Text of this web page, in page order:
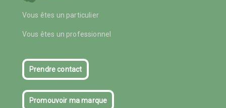
Vous êtes un particulier
Vous êtes un professionnel
Prendre contact
Promouvoir ma marque